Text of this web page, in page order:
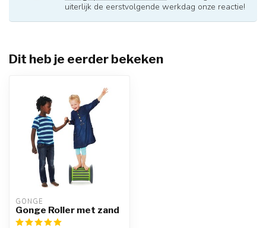
uiterlijk de eerstvolgende werkdag onze reactie!
Dit heb je eerder bekeken
GONGE
Gonge Roller met zand